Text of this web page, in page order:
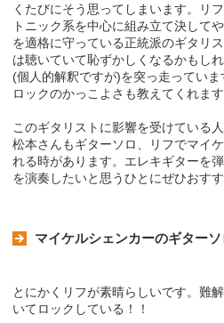
くたびにそう思ってしまいます。リ
トニック系を中心に組み立て決して
を適格に守っている正統派のギタリ
は聴いていて恥ずかしくなるかもし
(個人的解釈ですが)を突っ走ってい
ロックのかっこよさも教えてくれます
このギタリストに影響を受けている
松本さんもギターソロ、リフでマイ
れる時があります。エレキギターを
を演奏したいと思うひとにぜひおす
マイケルシェンカーのギター
とにかくリフが素晴らしいです。難
いてロックしている！！